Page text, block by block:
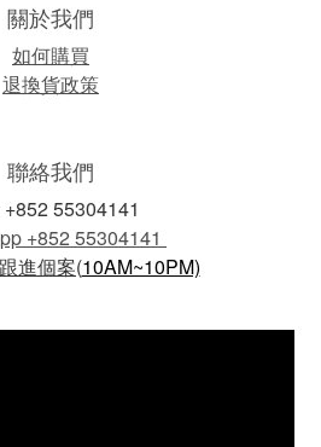
關於我們
如何購買
退換貨政策
聯絡我們
55304141
+852 55304141
進個案(10AM~10PM)